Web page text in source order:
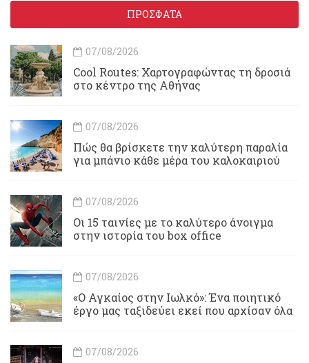
ΠΡΟΣΦΑΤΑ
07/08/2026
Cool Routes: Χαρτογραφώντας τη δροσιά
στο κέντρο της Αθήνας
07/08/2026
Πώς θα βρίσκετε την καλύτερη παραλία
για μπάνιο κάθε μέρα του καλοκαιριού
07/08/2026
Οι 15 ταινίες με το καλύτερο άνοιγμα
στην ιστορία του box office
07/08/2026
«Ο Αγκαίος στην Ιωλκό»: Ένα ποιητικό
έργο μας ταξιδεύει εκεί που αρχίσαν όλα
07/08/2026